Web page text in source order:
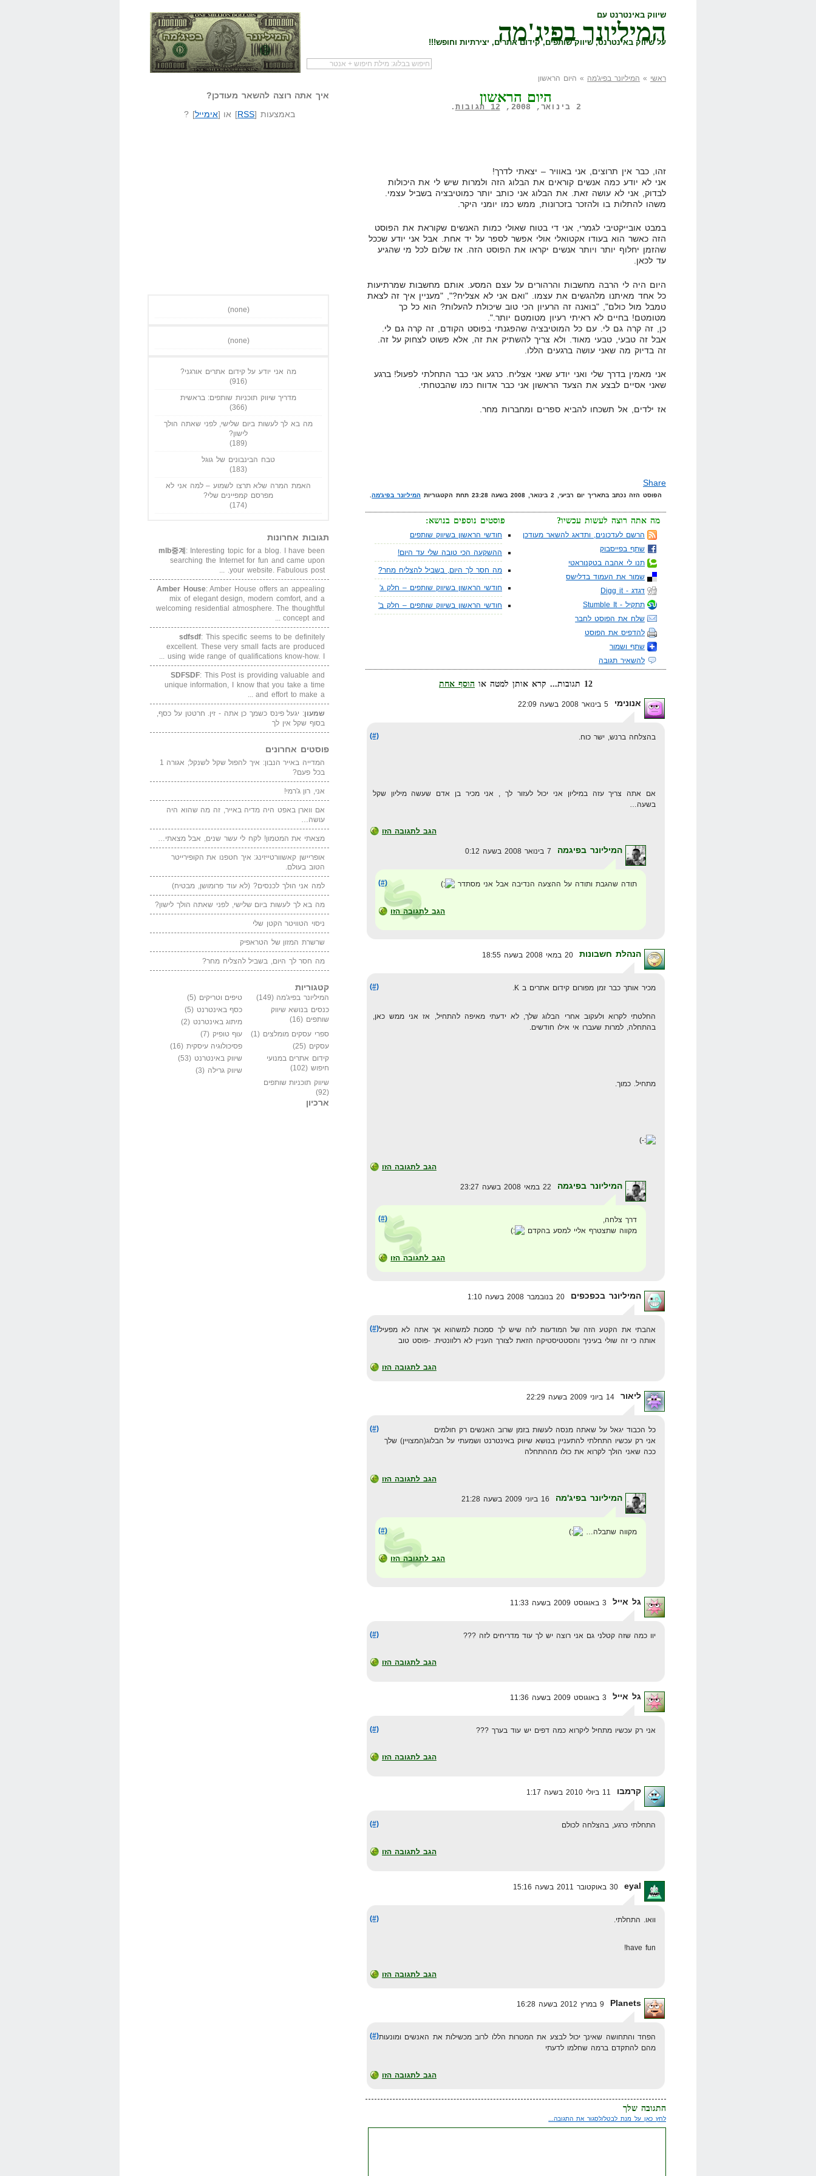
שיווק באינטרנט עם
המיליונר בפיג'מה
על שיווק באינטרנט, שיווק שותפים, קידום אתרים, יצירתיות וחופש!!!
שאל שאלה המיליונר בפיג'מה שיווק שותפים
ראשי » המיליונר בפיג'מה » היום הראשון
היום הראשון
2 בינואר, 2008, 12 תגובות .
זהו, כבר אין תרוצים, אני באוויר – יצאתי לדרך!
אני לא יודע כמה אנשים קוראים את הבלוג הזה ולמרות שיש לי את היכולות
לבדוק, אני לא עושה זאת. את הבלוג אני כותב יותר כמוטיבציה בשביל עצמי.
משהו להתלות בו ולהזכר בזכרונות, ממש כמו יומני היקר.
במבט אובייקטיבי לגמרי, אני די בטוח שאולי כמות האנשים שקוראת את הפוסט
הזה כאשר הוא בעודו אקטואלי אולי אפשר לספר על יד אחת. אבל אני יודע שככל
שהזמן יחלוף יותר ויותר אנשים יקראו את הפוסט הזה. אז שלום לכל מי שהגיע
עד לכאן.
היום היה לי הרבה מחשבות והרהורים על עצם המסע. אותם מחשבות שמרתיעות
כל אחד מאיתנו מלהגשים את עצמו. "ואם אני לא אצליח?", "מעניין איך זה לצאת
טמבל מול כולם", "בואנה זה הרעיון הכי טוב שיכולת להעלות? הוא כל כך
מטומטם! בחיים לא ראיתי רעיון מטומטם יותר.".
כן, זה קרה גם לי. עם כל המוטיבציה שהפגנתי בפוסט הקודם, זה קרה גם לי.
אבל זה טבעי, טבעי מאוד. ולא צריך להשתיק את זה, אלא פשוט לצחוק על זה.
זה בדיוק מה שאני עושה ברגעים הללו.
אני מאמין בדרך שלי ואני יודע שאני אצליח. כרגע אני כבר התחלתי לפעול! ברגע
שאני אסיים לבצע את הצעד הראשון אני כבר אדווח כמו שהבטחתי.
אז ילדים, אל תשכחו להביא ספרים ומחברות מחר.
Share
הפוסט הזה נכתב בתאריך יום רביעי, 2 בינואר, 2008 בשעה 23:28 תחת הקטגוריות המיליונר בפיג'מה.
פוסטים נוספים בנושא:
חודשי הראשון בשיווק שותפים
ההשקעה הכי טובה שלי עד היום!
מה חסר לך היום, בשביל להצליח מחר?
חודשי הראשון בשיווק שותפים – חלק ג'
חודשי הראשון בשיווק שותפים – חלק ב'
מה אתה רוצה לעשות עכשיו?
הרשם לעדכונים, ותדאג להשאר מעודכן
שתף בפייסבוק
תנו לי אהבה בטקנוראטי
שמור את העמוד בדלישס
דגדג - Digg it
תתקיל - Stumble It
שלח את הפוסט לחבר
להדפיס את הפוסט
שתף ושמור
להשאיר תגובה
12 תגובות... קרא אותן למטה או
הוסף אחת
אנונימי
(#) בהצלחה ברנש, ישר כוח.
אם אתה צריך עזה במיליון אני יכול לעזור לך , אני מכיר בן אדם שעשה מיליון שקל
בשעה…
הגב לתגובה הזו
המיליונר בפיגמה
(#) תודה שהגבת ותודה על ההצעה הנדיבה אבל אני מסתדר
הגב לתגובה הזו
הנהלת חשבונות20 במאי 2008 בשעה 18:55
(#) מכיר אותך כבר זמן מפורום קידום אתרים ב K.
החלטתי לקרוא ולעקוב אחרי הבלוג שלך, לא ידעתי מאיפה להתחיל, אז אני ממש כאן,
בהתחלה, למרות שעברו אי אילו חודשים.
מתחיל. כמוך.
הגב לתגובה הזו
המיליונר בפיגמה
(#)
דרך צלחה,
מקווה שתצטרף אליי למסע בהקדם
הגב לתגובה הזו
המיליונר בכפכפים
(#)אהבתי את הקטע הזה של המודעות לזה שיש לך סמכות למשהוא אך אתה לא מפעיל
אותה כי זה שולי בעיניך והסטטיסטיקה הזאת לצורך העניין לא רלוונטית. -פוסט טוב
הגב לתגובה הזו
ליאור
(#)
כל הכבוד יגאל על שאתה מנסה לעשות בזמן שרוב האנשים רק חולמים
אני רק עכשיו התחלתי להתעניין בנושא שיווק באינטרנט ושמעתי על הבלוג(המצויין) שלך
ככה שאני הולך לקרוא את כולו מההתחלה
הגב לתגובה הזו
המיליונר בפיג'מה
(#) מקווה שתבלה…
הגב לתגובה הזו
גל אייל3 באוגוסט 2009 בשעה 11:33
(#) יוו כמה שזה קטלני גם אני רוצה יש לך עוד מדריחים לזה ???
הגב לתגובה הזו
גל אייל3 באוגוסט 2009 בשעה 11:36
(#) אני רק עכשיו מתחיל ליקרוא כמה דפים יש עוד בערך ???
הגב לתגובה הזו
קרמבו
(#) התחלתי כרגע, בהצלחה לכולם
הגב לתגובה הזו
eyal
(#) וואו. התחלתי.
have fun!
הגב לתגובה הזו
Planets
(#)הפחד והתחושה שאינך יכול לבצע את המטרות הללו לרוב מכשילות את האנשים ומונעות
מהם להתקדם ברמה שחלמו לדעתי
הגב לתגובה הזו
התגובה שלך
לחץ כאן על מנת לבטל/לסגור את התגובה...
איך אתה רוצה להשאר מעודכן?
באמצעות [RSS] או [אימייל] ?
(none)
(none)
מה אני יודע על קידום אתרים אורגני?
(916)
מדריך שיווק תוכניות שותפים: בראשית
(366)
מה בא לך לעשות ביום שלישי, לפני שאתה הולך
לישון?
(189)
טבח הבינבונים של גוגל
(183)
האמת המרה שלא תרצו לשמוע – למה אני לא
מפרסם קמפיינים שלי?
(174)
תגובות אחרונות
mlb중계 : Interesting topic for a blog. I have been
searching the Internet for fun and came upon
your website. Fabulous post. ...
Amber House: Amber House offers an appealing
mix of elegant design, modern comfort, and a
welcoming residential atmosphere. The thoughtful
concept and ...
sdfsdf: This specific seems to be definitely
excellent. These very small facts are produced
using wide range of qualifications know-how. I ...
SDFSDF: This Post is providing valuable and
unique information, I know that you take a time
and effort to make a ...
שמעון: יגעל פינס כשמך כן אתה - זין. חרטטן על כסף,
בסוף שקל אין לך
פוסטים אחרונים
המדייה באייר הנבון: איך להפול שקל לשנקל; אגורה 1
בכל פעם?
אני, רון ג'רמי!
אם ווארן באפט היה מדיה באייר, זה מה שהוא היה
עושה…
מצאתי את המטמון! לקח לי עשר שנים, אבל מצאתי…
אופריישן קאשוורטייזינג: איך חטפנו את הקופירייטר
הטוב בעולם.
למה אני הולך לכנסים? (לא עוד פרומושן, מבטיח)
מה בא לך לעשות ביום שלישי, לפני שאתה הולך לישון?
ניסוי הטוויטר הקטן שלי
שרשרת המזון של הטראפיק
מה חסר לך היום, בשביל להצליח מחר?
קטגוריות
המיליונר בפיג'מה (149) טיפים וטריקים (5)
כנסים בנושא שיווק
שותפים (16)
כסף באינטרנט (5)
מיתוג באינטרנט (2)
ספרי עסקים מומלצים (1) עוף טופיק (7)
עסקים (25) פסיכולוגיה עיסקית (16)
קידום אתרים במנועי
חיפוש (102)
שיווק באינטרנט (53)
שיווק גרילה (3)
שיווק תוכניות שותפים
(92)
ארכיון